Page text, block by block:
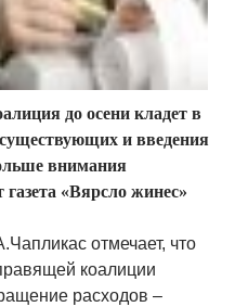
до осени кладет в
и введения
внимания
«Вярсло жинес»
отмечает, что
коалиции
расходов –